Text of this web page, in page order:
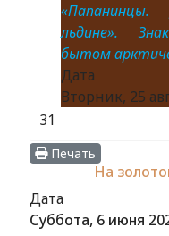
льдине».
бытом
Вторник, 25
31
Печать
На
Дата
Суббота, 6 июня